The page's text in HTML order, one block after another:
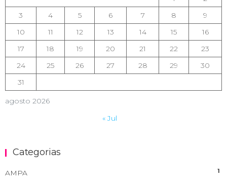
agosto 2026
3
4 5 6 7 8
9
10
11 12 13 14 15
16
17
18 19 20 21 22
23
24
25 26 27 28 29
30
31
« Jul
Categorias
AMPA 1